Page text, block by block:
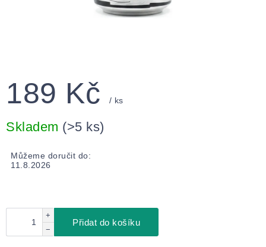
189 Kč / ks
cena:
Skladem (>5 ks)
Můžeme doručit do:
11.8.2026
+
−
Přidat do košíku